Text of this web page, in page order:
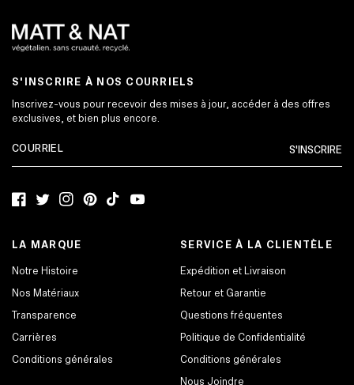
LA MARQUE
Notre Histoire
Nos Matériaux
Transparence
Carrières
Conditions générales
SERVICE À LA CLIENTÈLE
Expédition et Livraison
Retour et Garantie
Questions fréquentes
Politique de Confidentialité
Conditions générales
Nous Joindre
S'INSCRIRE À NOS COURRIELS
Inscrivez-vous pour recevoir des mises à jour, accéder à des offres
exclusives, et bien plus encore.
S'INSCRIRE
FacebookTwitterInstagramPinterestTikTokYouTube